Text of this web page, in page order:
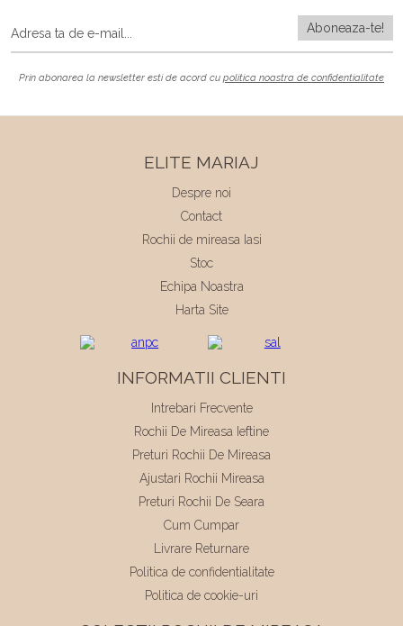
Prin abonarea la newsletter esti de acord cu politica noastra de confidentialitate
ELITE MARIAJ
Despre noi
Contact
Rochii de mireasa Iasi
Stoc
Echipa Noastra
Harta Site
INFORMATII CLIENTI
Intrebari Frecvente
Rochii De Mireasa Ieftine
Preturi Rochii De Mireasa
Ajustari Rochii Mireasa
Preturi Rochii De Seara
Cum Cumpar
Livrare Returnare
Politica de confidentialitate
Politica de cookie-uri